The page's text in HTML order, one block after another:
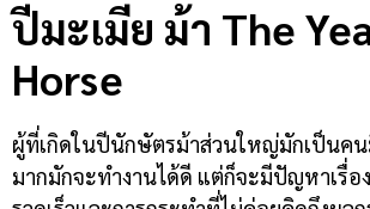
ปีมะเมีย ม้า The
Horse
ผู้ที่เกิดในปีนักษัตรม้าส่วนใหญ่มักเป็นค
มากมักจะทำงานได้ดี แต่ก็จะมีปัญหาเรื่อ